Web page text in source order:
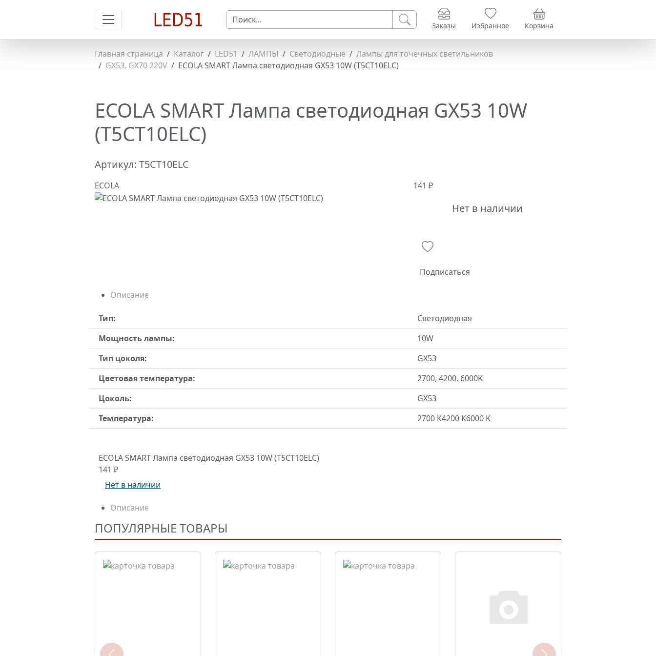
Заказы Избранное Корзина
Главная страница Каталог LED51 ЛАМПЫ Светодиодные
Лампы для точечных светильников
GX53, GX70 220V
ECOLA SMART Лампа светодиодная GX53 10W (T5CT10ELC)
ECOLA SMART Лампа светодиодная GX53 10W
(T5CT10ELC)
Артикул: T5CT10ELC
ECOLA 141 ₽
Нет в наличии
Подписаться
Описание
Тип:
Светодиодная
Мощность лампы:
10W
Тип цоколя:
GX53
Цветовая температура:
2700, 4200, 6000K
Цоколь:
GX53
Температура:
2700 К4200 K6000 K
ECOLA SMART Лампа светодиодная GX53 10W (T5CT10ELC)
141 ₽
Нет в наличии
Описание
ПОПУЛЯРНЫЕ ТОВАРЫ